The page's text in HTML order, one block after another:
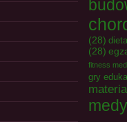
(28) dieta
(28)
fitness
gry